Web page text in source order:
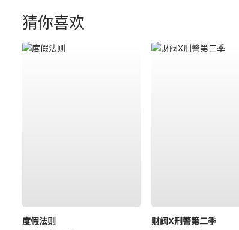
猜你喜欢
度假法则
财阀X刑警第二季